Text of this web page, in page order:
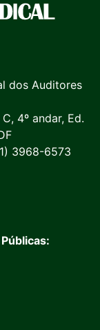
dos Auditores
4º andar, Ed.
3968-6573